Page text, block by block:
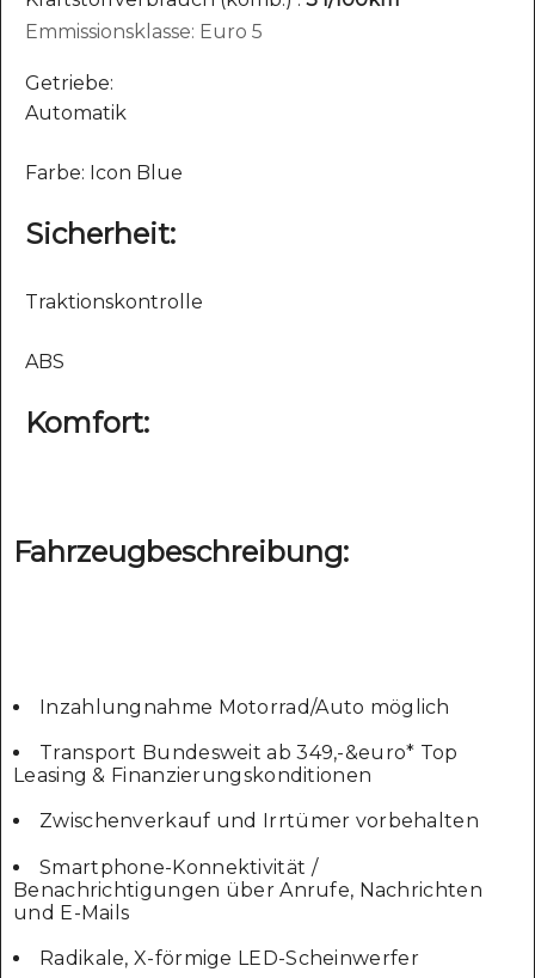
Emmissionsklasse: Euro 5
Getriebe:
Automatik
Farbe: Icon Blue
Sicherheit:
Traktionskontrolle
ABS
Komfort:
Fahrzeugbeschreibung:
Inzahlungnahme Motorrad/Auto möglich
Transport Bundesweit ab 349,-&euro* Top
Leasing & Finanzierungskonditionen
Zwischenverkauf und Irrtümer vorbehalten
Smartphone-Konnektivität /
Benachrichtigungen über Anrufe, Nachrichten
und E-Mails
Radikale, X-förmige LED-Scheinwerfer